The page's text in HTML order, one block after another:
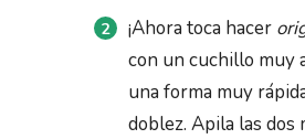
¡Ahora toca hacer
con un cuchillo muy
una forma muy
doblez. Apila las dos